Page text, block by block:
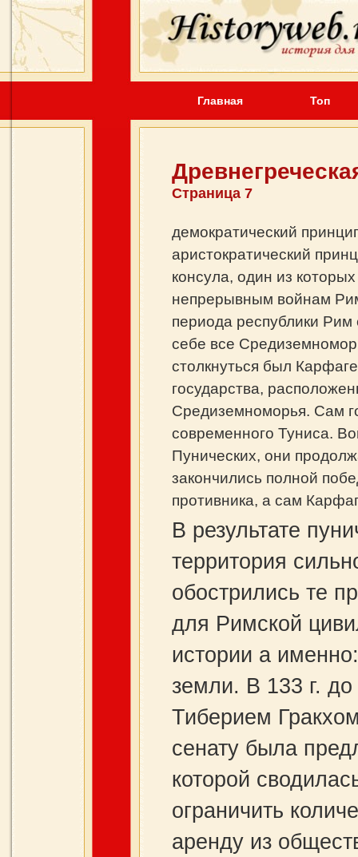
Главная Топ
Страница 7
демократический
аристократический
консула, один из
непрерывным войнам
периода республики
себе все
столкнуться был
государства,
Средиземноморья. Сам
современного Туниса.
Пунических, они
закончились полной
противника, а сам
В результате
территория
обострились те
для Римской
истории а
земли. В 133 г.
Тиберием
сенату была
которой
ограничить
аренду из